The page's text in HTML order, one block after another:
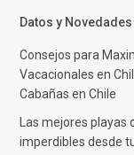
Datos y Novedades
Consejos para
Vacacionales en
Cabañas en Chile
Las mejores playas
imperdibles desde